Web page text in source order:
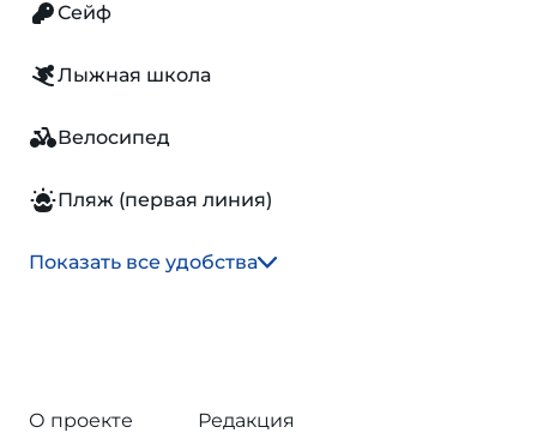
Сейф
Лыжная школа
Велосипед
Пляж (первая линия)
Показать все удобства
О проекте
Редакция